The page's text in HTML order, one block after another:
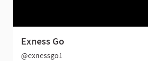
Exness Go
@exnessgo1